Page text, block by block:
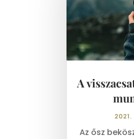
A
2021.
Az ősz